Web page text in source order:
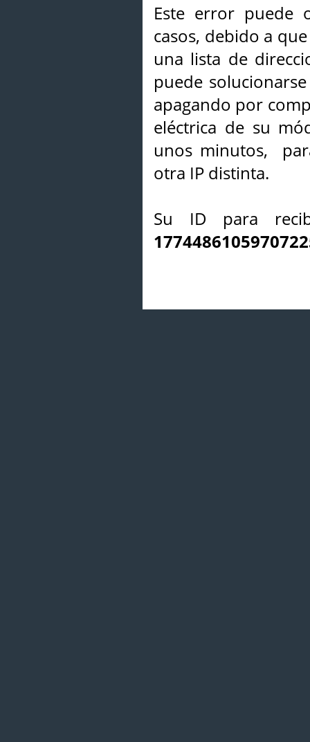
Este error puede
casos, debido a
una lista de
puede
apagando por
eléctrica de su
unos minutos,
otra IP distinta.
Su ID para